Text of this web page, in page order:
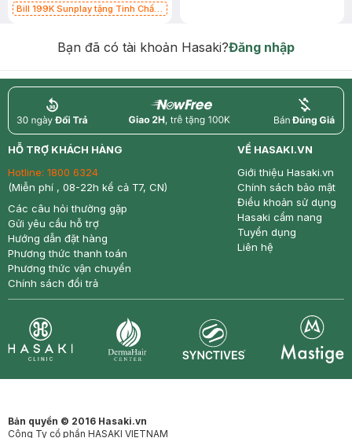
Bill 199K Sunplay tặng Tinh Chất
Bạn đã có tài khoản Hasaki?Đăng nhập
return nowfree price
HỖ TRỢ KHÁCH HÀNG
Hotline: 1800 6324
(Miễn phí , 08-22h kể cả T7, CN)
Các câu hỏi thường gặp
Gửi yêu cầu hỗ trợ
Hướng dẫn đặt hàng
Phương thức thanh toán
Phương thức vận chuyển
Chính sách đổi trả
VỀ HASAKI.VN
Giới thiệu Hasaki.vn
Chính sách bảo mật
Điều khoản sử dụng
Hasaki cẩm nang
Tuyển dụng
Liên hệ
Bản quyền © 2016 Hasaki.vn
Công Ty cổ phần HASAKI VIETNAM